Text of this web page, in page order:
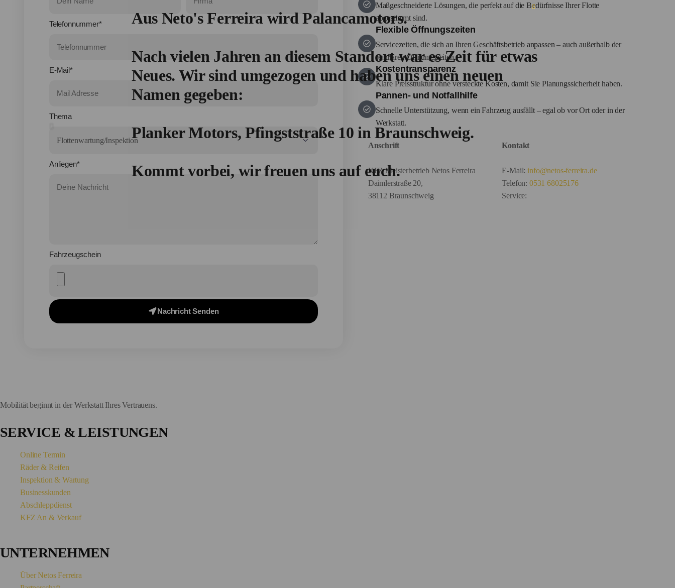
Telefonnummer*
E-Mail*
Thema
Anliegen*
Fahrzeugschein
Nachricht Senden
Maßgeschneiderte Lösungen, die perfekt auf die Bedürfnisse Ihrer Flotte
abgestimmt sind.
Flexible Öffnungszeiten
Servicezeiten, die sich an Ihren Geschäftsbetrieb anpassen – auch außerhalb der
regulären Öffnungszeiten.
Kostentransparenz
Klare Preisstruktur ohne versteckte Kosten, damit Sie Planungssicherheit haben.
Pannen- und Notfallhilfe
Schnelle Unterstützung, wenn ein Fahrzeug ausfällt – egal ob vor Ort oder in der
Werkstatt.
Anschrift
KFZ Meisterbetrieb Netos Ferreira
Daimlerstraße 20,
38112 Braunschweig
Kontakt
E-Mail: info@netos-ferreira.de
Telefon: 0531 68025176
Service:
Mobilitätbeginnt in der Werkstatt Ihres Vertrauens.
SERVICE & LEISTUNGEN
Online Termin
Räder & Reifen
Inspektion & Wartung
Businesskunden
Abschleppdienst
KFZ An & Verkauf
UNTERNEHMEN
Über Netos Ferreira
Aus Neto's Ferreira wird Palancamotors.
Nach vielen Jahren an diesem Standort war es Zeit für etwas
Neues. Wir sind umgezogen und haben uns einen neuen
Namen gegeben:
Planker Motors, Pfingststraße 10 in Braunschweig.
Kommt vorbei, wir freuen uns auf euch.